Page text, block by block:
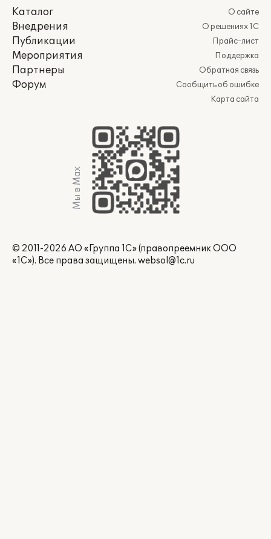
Каталог
Внедрения
Публикации
Мероприятия
Партнеры
Форум
О сайте
О решениях 1С
Прайс-лист
Поддержка
Обратная связь
Сообщить об ошибке
Карта сайта
Мы в Max
© 2011-2026 АО «Группа 1С» (правопреемник ООО
«1С»). Все права защищены. websol@1c.ru